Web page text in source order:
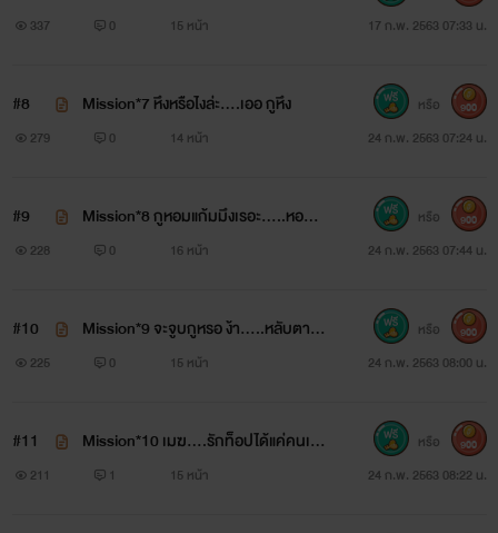
337 0 15 หน้า 17 ก.พ. 2563 07:33 น.
#8 Mission*7 หึงหรือไงล่ะ....เออ กูหึง
279 0 14 หน้า 24 ก.พ. 2563 07:24 น.
หรือ 900
#9
Mission*8 กูหอมแก้มมึงเรอะ.....หอมอี
กทีก็ได้นะครับที่รัก
228 0 16 หน้า 24 ก.พ. 2563 07:44 น.
หรือ 900
#10
Mission*9 จะจูบกูหรอ ง้า.....หลับตาทำ
ไม? กูไม่ได้จะจูบนะ
225 0 15 หน้า 24 ก.พ. 2563 08:00 น.
หรือ 900
#11
Mission*10 เมฆ....รักท็อปได้แค่คนเดีย
วนะ?
211 1 15 หน้า 24 ก.พ. 2563 08:22 น.
หรือ 900